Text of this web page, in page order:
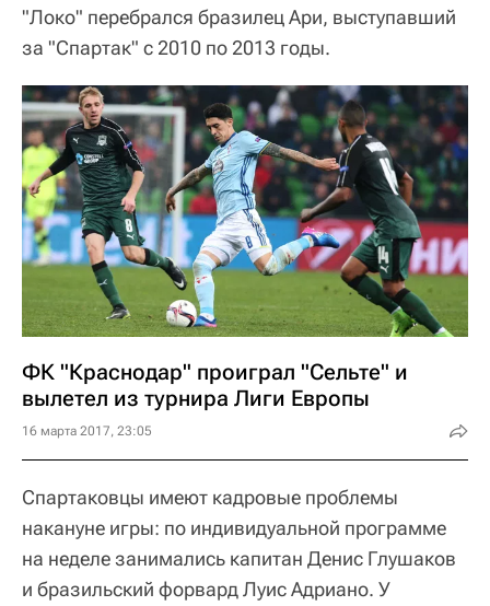
"Локо" перебрался бразилец Ари, выступавший
за "Спартак" с 2010 по 2013 годы.
ФК "Краснодар" проиграл "Сельте" и
вылетел из турнира Лиги Европы
16 марта 2017, 23:05
Спартаковцы имеют кадровые проблемы
накануне игры: по индивидуальной программе
на неделе занимались капитан Денис Глушаков
и бразильский форвард Луис Адриано. У